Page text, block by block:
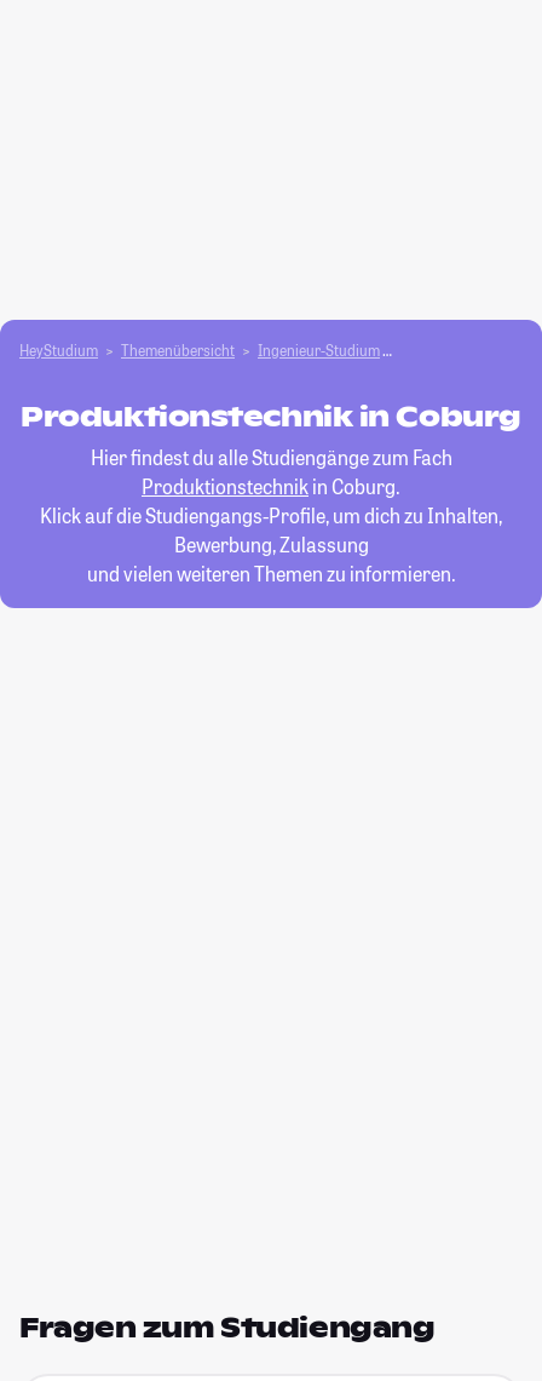
HeyStudium Themenübersicht Ingenieur-Studium
Produktionstechnik in Coburg
Hier findest du alle Studiengänge zum Fach
Produktionstechnikin Coburg.
Klick auf die Studiengangs-Profile, um dich zu Inhalten,
Bewerbung, Zulassung
und vielen weiteren Themen zu informieren.
Fragen zum Studiengang